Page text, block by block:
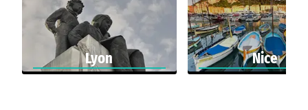
Lyon Nice